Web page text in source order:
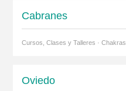
Cabranes
Cursos, Clases y Talleres · Chakras
Oviedo